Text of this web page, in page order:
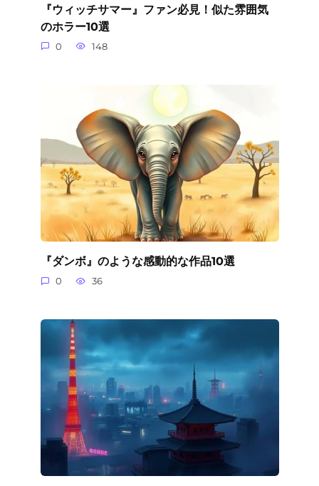
『ウィッチサマー』ファン必見！似た雰囲気
のホラー10選
0 148
『ダンボ』のような感動的な作品10選
0 36